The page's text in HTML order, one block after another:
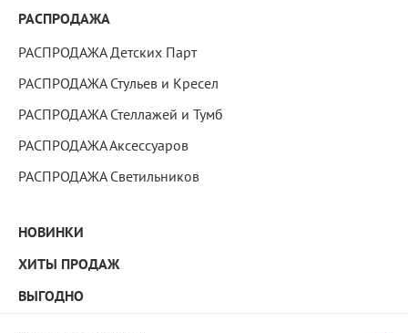
РАСПРОДАЖА
РАСПРОДАЖА Детских Парт
РАСПРОДАЖА Стульев и Кресел
РАСПРОДАЖА Стеллажей и Тумб
РАСПРОДАЖА Аксессуаров
РАСПРОДАЖА Светильников
НОВИНКИ
ХИТЫ ПРОДАЖ
ВЫГОДНО